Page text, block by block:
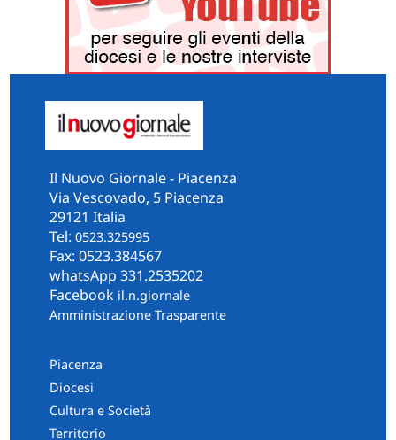
Il Nuovo Giornale - Piacenza
Via Vescovado, 5 Piacenza
29121 Italia
Tel: 0523.325995
Fax: 0523.384567
whatsApp 331.2535202
Facebook il.n.giornale
Amministrazione Trasparente
Piacenza
Diocesi
Cultura e Società
Territorio